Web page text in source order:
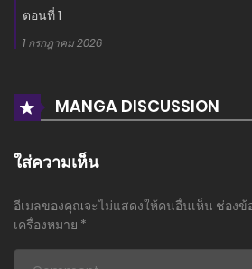
ตอนที่ 1
1 กรกฎาคม 2026
MANGA DISCUSSION
ใส่ความเห็น
อีเมลของคุณจะไม่แสดงให้คนอื่นเห็น ช่องข้
เครื่องหมาย *